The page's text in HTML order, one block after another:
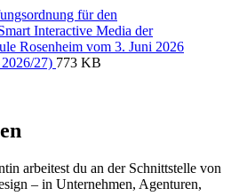
für den
Interactive Media der
Rosenheim vom 3. Juni 2026
27) 773 KB
arbeitest du an der Schnittstelle von
– in Unternehmen, Agenturen,